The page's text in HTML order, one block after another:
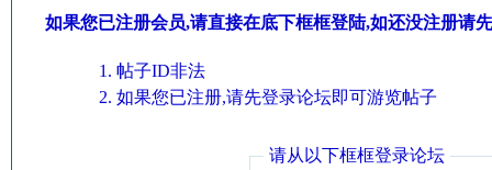
如果您已注册会员,请直接在底下框框登陆,如还没注册请
帖子ID非法
如果您已注册,请先登录论坛即可游览帖子
请从以下框框登录论坛